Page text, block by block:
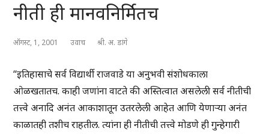
नीती ही मानवनिर्मितच
ऑगस्ट, 1, 2001 उवाच श्री. अ. डांगे
“इतिहासाचे सर्व विद्यार्थी राजवाडे या अनुभवी संशोधकाला
ओळखतातच. काही जणांना वाटते की अस्तित्वात असलेली सर्व नीतीची
तत्त्वे अनादि अनंत आकाशातून उतरलेली आहेत आणि येणाऱ्या अनंत
काळातही तशीच राहतील. त्यांना ही नीतीची तत्त्वे मोडणे ही गुन्हेगारी